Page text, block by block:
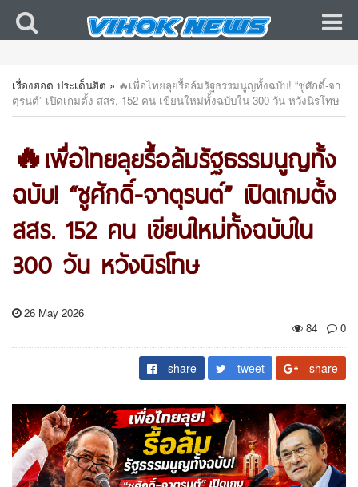
เรื่องฮอต ประเด็นฮิต » 🔥เพื่อไทยลุยรื้อล้มรัฐธรรมนูญทั้งฉบับ! “ชูศักดิ์-จา
ตุรนต์” เปิดเกมตั้ง สสร. 152 คน เขียนใหม่ทั้งฉบับใน 300 วัน หวังนิรโทษ
🔥เพื่อไทยลุยรื้อล้มรัฐธรรมนูญทั้ง
ฉบับ! “ชูศักดิ์-จาตุรนต์” เปิดเกมตั้ง
สสร. 152 คน เขียนใหม่ทั้งฉบับใน
300 วัน หวังนิรโทษ
26 May 2026
84
0
share tweet share